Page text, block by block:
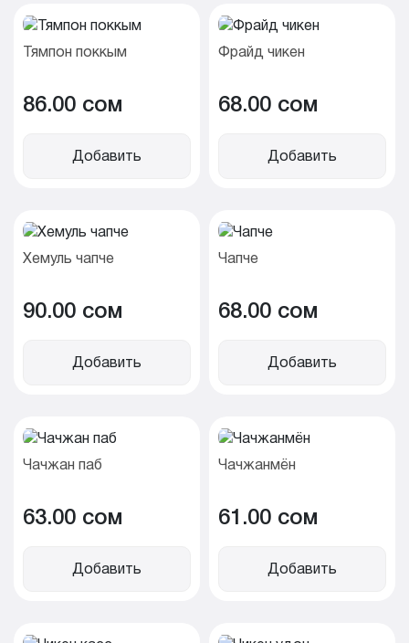
Тямпон поккым
86.00 cом
Добавить
Фрайд чикен
68.00 cом
Добавить
Хемуль чапче
90.00 cом
Добавить
Чапче
68.00 cом
Добавить
Чачжан паб
63.00 cом
Добавить
Чачжанмён
61.00 cом
Добавить